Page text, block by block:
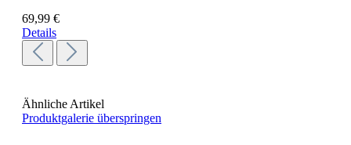
69,99 €
Details
Ähnliche Artikel
Produktgalerie überspringen